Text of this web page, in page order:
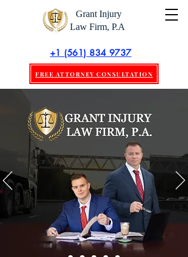
Grant Injury
Law Firm, P.A
+1 (561) 834 9737
FREE ATTORNEY CONSULTATION